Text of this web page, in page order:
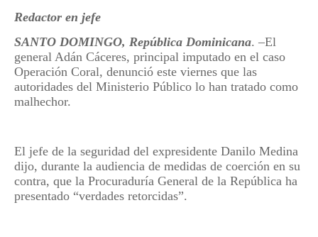
Redactor en jefe
SANTO DOMINGO, República Dominicana. –El
general Adán Cáceres, principal imputado en el caso
Operación Coral, denunció este viernes que las
autoridades del Ministerio Público lo han tratado como
malhechor.
El jefe de la seguridad del expresidente Danilo Medina
dijo, durante la audiencia de medidas de coerción en su
contra, que la Procuraduría General de la República ha
presentado “verdades retorcidas”.